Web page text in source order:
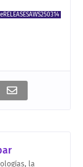
eRELEASESAWS250314
la